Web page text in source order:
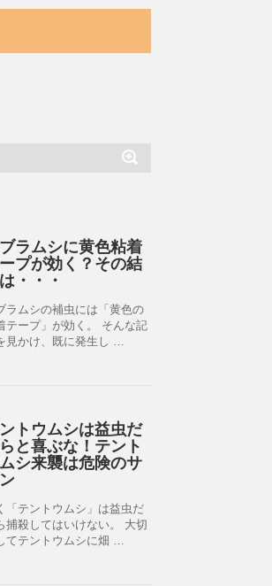
ラムシに黄色粘着
プが効く？その結
・・・
ラムシの補虫には「黄色の
テープ」が効く。 そんな記
見かけ、既に発生し …
トウムシは益虫だ
と喜ぶな！テント
シ来襲は危険のサ
「テントウムシ」は益虫だ
捕殺してはいけない。 大切
てテントウムシに畑 …